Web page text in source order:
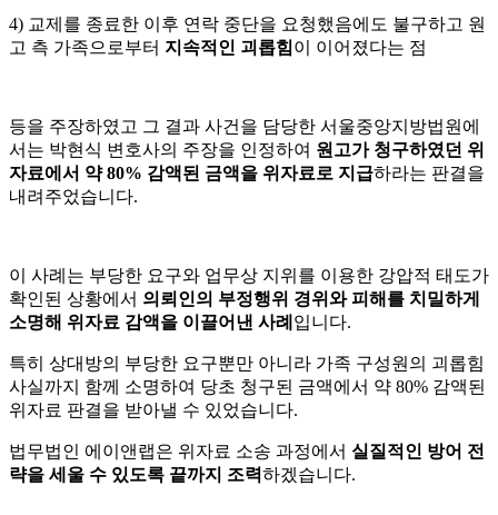
4) 교제를 종료한 이후 연락 중단을 요청했음에도 불구하고 원
고 측 가족으로부터 지속적인 괴롭힘이 이어졌다는 점
등을 주장하였고 그 결과 사건을 담당한 서울중앙지방법원에
서는 박현식 변호사의 주장을 인정하여 원고가 청구하였던 위
자료에서 약 80% 감액된 금액을 위자료로 지급하라는 판결을
내려주었습니다.
이 사례는 부당한 요구와 업무상 지위를 이용한 강압적 태도가
확인된 상황에서 의뢰인의 부정행위 경위와 피해를 치밀하게
소명해 위자료 감액을 이끌어낸 사례 입니다.
특히 상대방의 부당한 요구뿐만 아니라 가족 구성원의 괴롭힘
사실까지 함께 소명하여 당초 청구된 금액에서 약 80% 감액된
위자료 판결을 받아낼 수 있었습니다.
법무법인 에이앤랩은 위자료 소송 과정에서 실질적인 방어 전
략을 세울 수 있도록 끝까지 조력하겠습니다.